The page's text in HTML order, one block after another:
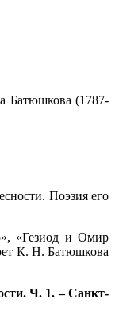
Батюшкова (1787-
Поэзия его
«Гезиод и Омир
К. Н. Батюшкова
Ч. 1. – Санкт-